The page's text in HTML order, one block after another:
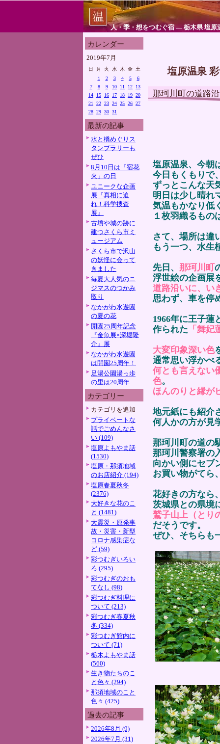
人・季・想をつむぐ宿 ― 栃木県 塩原
カレンダー
2019年7月
日 月 火 水 木 金
土
1
2 3 4 5
6
7
8 9 10 11 12
13
14
15 16 17 18 19 20
21
22 23 24 25 26 27
28 29 30 31
最新の記事
水と橋めぐりス
タンプラリーも
ぜひ
8月10日は『宿花
火」の日
ユニークな企画
展『真相に迫
れ！科学捜査
展』
古墳や城の跡に
建つさくら市ミ
ュージアム
さくら市で沢山
の妖怪に会って
きました
毎夏大人気のニ
ジマスのつかみ
取り
なかがわ水遊園
の夏の花
開園25周年記念
『金魚展×深堀隆
介』展
なかがわ水遊園
は開園25周年！
足湯公園湯っ歩
の里は20周年
カテゴリー
カテゴリを追加
プライベートな
話でごめんなさ
い (109)
塩原よもやま話
(1530)
塩原・那須地域
のお店紹介 (194)
塩原春夏秋冬
(2376)
大好きな花のこ
と (1481)
大震災・原発事
故・災害・新型
コロナ感染症な
ど (59)
彩つむぎいろい
ろ (295)
彩つむぎのおも
てなし (98)
彩つむぎ料理に
ついて (213)
彩つむぎ春夏秋
冬 (334)
彩つむぎ館内に
ついて (71)
栃木よもやま話
(560)
生き物たちのこ
と色々 (294)
那須地域のこと
色々 (425)
過去の記事
2026年8月 (9)
2026年7月 (31)
塩原温泉
那珂川町の道路
塩原温泉、今朝
今日もくもりで
ずっとこんな天
明日は少し晴れ
気温もかなり低
１枚羽織るもの
さて、場所は違
もう一つ、水生
先日、 那珂川町
浮世絵の企画展
道路沿いに、い
思わず、車を停
1966年に王子蓮
作られた 「舞妃
大変印象深い色
通常思い浮かべ
何とも言えない
色。
ほんのりと縁が
地元紙にも紹介
何人かの方が見
那珂川町の道の
那珂川警察署の
向かい側にセブ
お買い物がてら
花好きの方なら
茨城県との県境
鷲子山上 （と
だそうです。
ぜひ、そちらも